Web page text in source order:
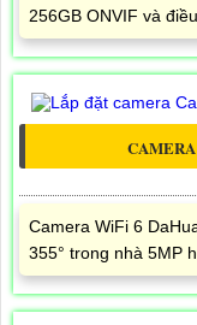
256GB ONVIF và
Camera WiFi 6
355° trong nhà 5MP